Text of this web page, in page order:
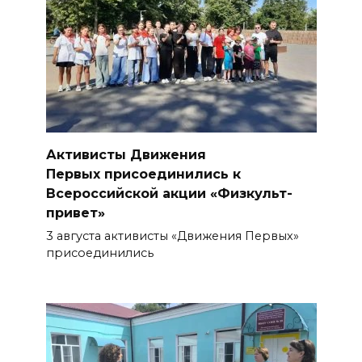
Более 11,5 тысячи домов
Ростовской области перешли
в чаты в мессенджере MAX
05 августа 2026 19:13
пропала 17-летняя девушка
05 августа 2026 19:03
Кондиционеры создают
перегрузку: ростовчан
05 августа 2026 18:37
Активисты Движения
Первых присоединились к
Всероссийской акции «Физкульт-
привет»
3 августа активисты «Движения Первых»
присоединились